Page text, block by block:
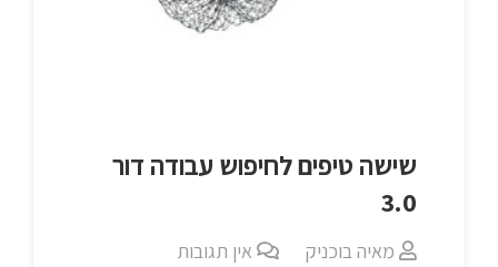
שישה טיפים לחיפוש עבודה דור
3.0
מאיה בוכניק אין תגובות